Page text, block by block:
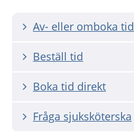
Av- eller omboka tid
Beställ tid
Boka tid direkt
Fråga sjuksköterska